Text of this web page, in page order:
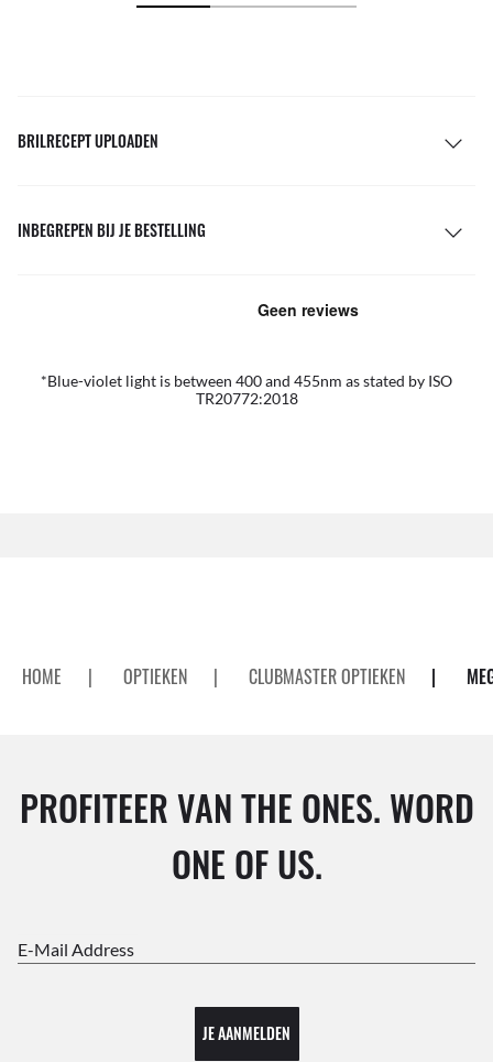
BRILRECEPT UPLOADEN
INBEGREPEN BIJ JE BESTELLING
*Blue-violet light is between 400 and 455nm as stated by ISO
TR20772:2018
HOME | OPTIEKEN | CLUBMASTER OPTIEKEN |
PROFITEER VAN THE ONES. WORD
ONE OF US.
E-Mail Address
JE AANMELDEN